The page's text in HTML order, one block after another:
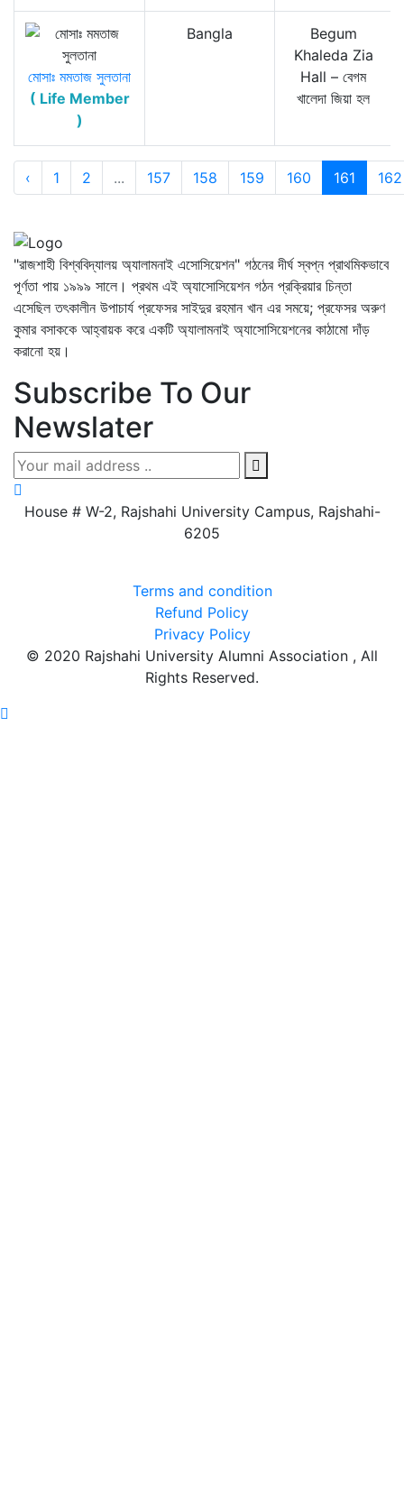
মোসাঃ মমতাজ সুলতানা
( Life Member
)
Bangla
Begum
Khaleda Zia
Hall – বেগম
খালেদা জিয়া হল
‹ 1 2 ... 157 158 159 160 161 162
"রাজশাহী বিশ্ববিদ্যালয় অ্যালামনাই এসোসিয়েশন" গঠনের দীর্ঘ স্বপ্ন প্রাথমিকভাবে
পূর্ণতা পায় ১৯৯৯ সালে। প্রথম এই অ্যাসোসিয়েশন গঠন প্রক্রিয়ার চিন্তা
এসেছিল তৎকালীন উপাচার্য প্রফেসর সাইদুর রহমান খান এর সময়ে; প্রফেসর অরুণ
কুমার বসাককে আহ্বায়ক করে একটি অ্যালামনাই অ্যাসোসিয়েশনের কাঠামো দাঁড়
করানো হয়।
Subscribe To Our
Newslater
House # W-2, Rajshahi University Campus, Rajshahi-
6205
Terms and condition
Refund Policy
Privacy Policy
© 2020 Rajshahi University Alumni Association , All
Rights Reserved.